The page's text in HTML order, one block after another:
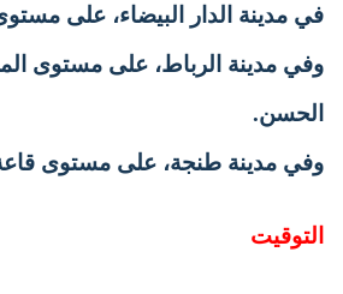
في مدينة الدار البيضاء، على
وفي مدينة الرباط، على مستوى
الحسن.
وفي مدينة طنجة، على مستوى قاعة
التوقيت